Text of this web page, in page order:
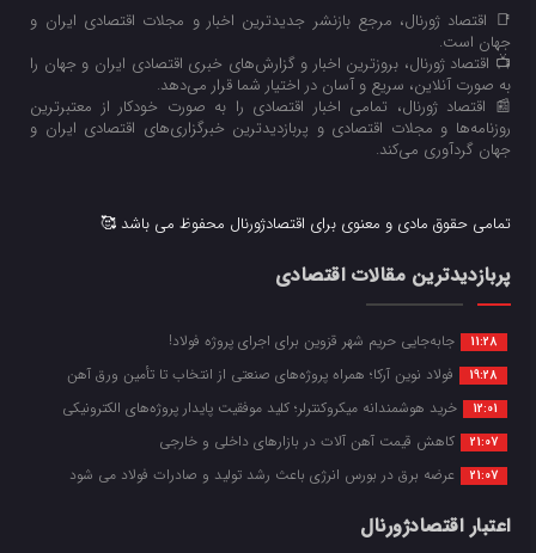
📑 اقتصاد ژورنال، مرجع بازنشر جدیدترین اخبار و مجلات اقتصادی ایران و
جهان است.
📺 اقتصاد ژورنال، بروزترین اخبار و گزارش‌های خبری اقتصادی ایران و جهان را
به صورت آنلاین، سریع و آسان در اختیار شما قرار می‌‌دهد.
📰 اقتصاد ژورنال، تمامی اخبار اقتصادی را به صورت خودکار از معتبرترین
روزنامه‌ها و مجلات اقتصادی و پربازدیدترین خبرگزاری‌های اقتصادی ایران و
جهان گردآوری می‌کند.
تمامی حقوق مادی و معنوی برای اقتصادژورنال محفوظ می باشد 🥰
پربازدیدترین مقالات اقتصادی
11:28 جابه‌جایی حریم شهر قزوین برای اجرای پروژه فولاد!
19:28 فولاد نوین آرکا؛ همراه پروژه‌های صنعتی از انتخاب تا تأمین ورق آهن
12:01 خرید هوشمندانه میکروکنترلر؛ کلید موفقیت پایدار پروژه‌های الکترونیکی
21:07 کاهش قیمت آهن آلات در بازارهای داخلی و خارجی
21:07 عرضه برق در بورس انرژی باعث رشد تولید و صادرات فولاد می شود
اعتبار اقتصادژورنال